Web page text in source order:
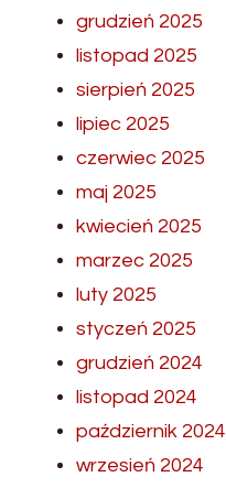
grudzień 2025
listopad 2025
sierpień 2025
lipiec 2025
czerwiec 2025
maj 2025
kwiecień 2025
marzec 2025
luty 2025
styczeń 2025
grudzień 2024
listopad 2024
październik 2024
wrzesień 2024